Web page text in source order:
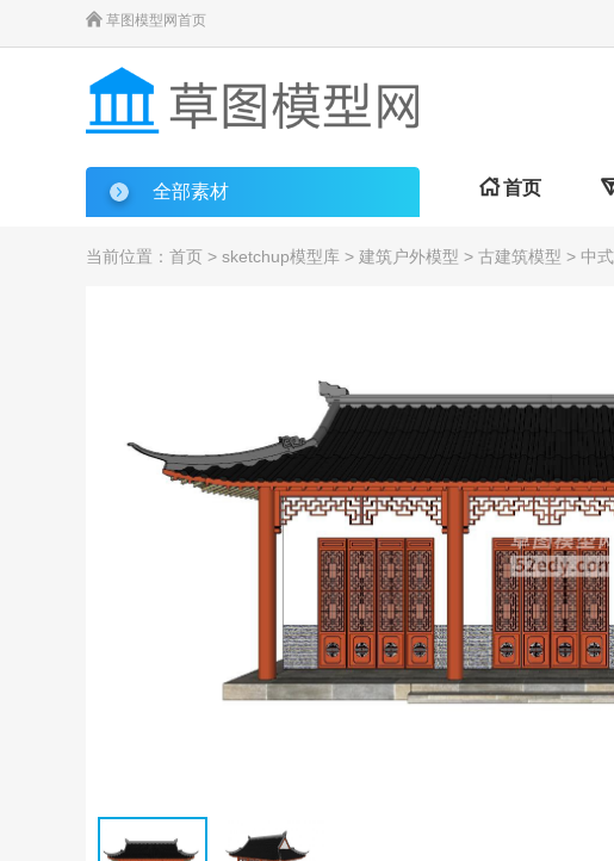
 草图模型网首页
全部素材 首页
当前位置： 首页 > sketchup模型库 > 建筑户外模型 > 古建筑模型 > 中